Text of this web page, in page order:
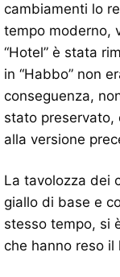
cambiamenti lo
tempo moderno,
“Hotel” è stata
in “Habbo” non
conseguenza,
stato
alla versione
La tavolozza dei
giallo di base e
stesso tempo, si
che hanno reso il